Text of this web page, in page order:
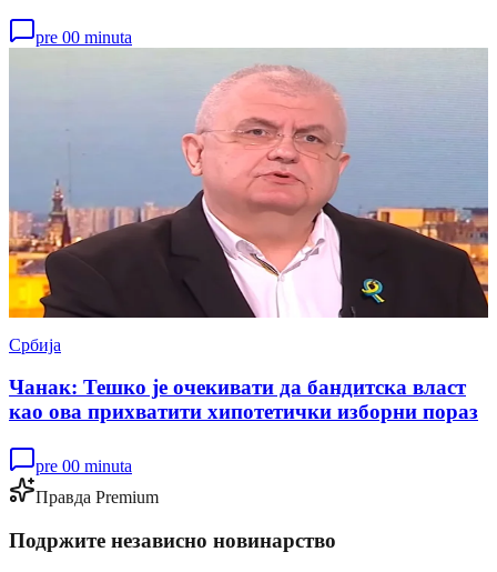
pre 00 minuta
Србија
Чанак: Тешко је очекивати да бандитска власт
као ова прихватити хипотетички изборни пораз
pre 00 minuta
Правда Premium
Подржите независно новинарство